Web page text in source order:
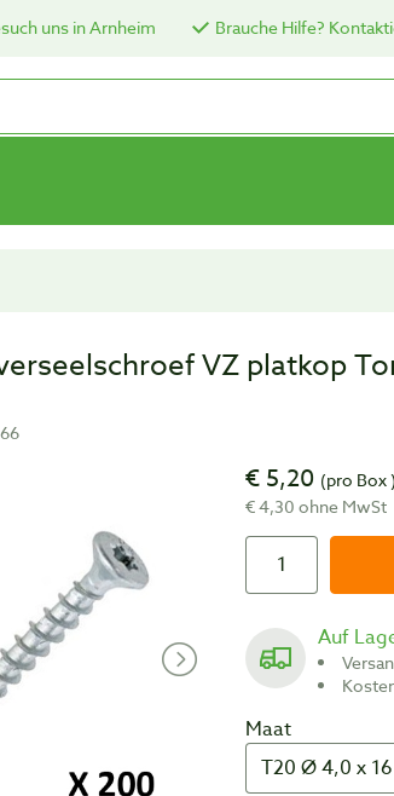
uns in Arnheim Brauche Hilfe?
VZ platkop
€ 5,20 (pro Box
€ 4,30 ohne MwSt
Auf
Maat